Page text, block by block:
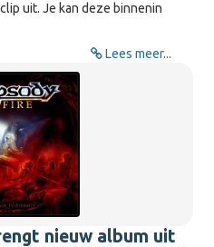
uit. Je kan deze binnenin
Lees meer...
nieuw album uit